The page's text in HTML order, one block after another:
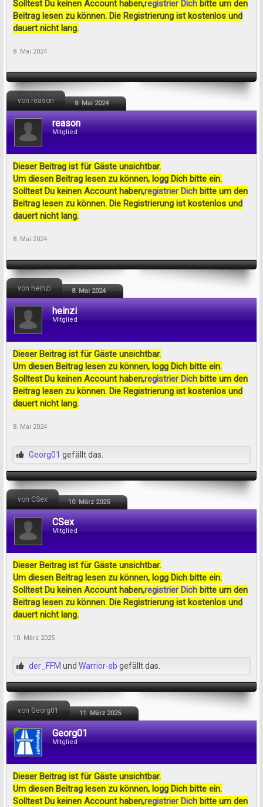
Solltest Du keinen Account haben,registrier Dich bitte um den
Beitrag lesen zu können. Die Registrierung ist kostenlos und
dauert nicht lang.
8. Mai 2024
von reason 8. Mai 2024
reason
Mitglied
Dieser Beitrag ist für Gäste unsichtbar.
Um diesen Beitrag lesen zu können, logg Dich bitte ein.
Solltest Du keinen Account haben,registrier Dich bitte um den
Beitrag lesen zu können. Die Registrierung ist kostenlos und
dauert nicht lang.
8. Mai 2024
von heinzi 8. Mai 2024
heinzi
Mitglied
Dieser Beitrag ist für Gäste unsichtbar.
Um diesen Beitrag lesen zu können, logg Dich bitte ein.
Solltest Du keinen Account haben,registrier Dich bitte um den
Beitrag lesen zu können. Die Registrierung ist kostenlos und
dauert nicht lang.
8. Mai 2024
Georg01 gefällt das.
von CSex 10. März 2025
CSex
Mitglied
Dieser Beitrag ist für Gäste unsichtbar.
Um diesen Beitrag lesen zu können, logg Dich bitte ein.
Solltest Du keinen Account haben,registrier Dich bitte um den
Beitrag lesen zu können. Die Registrierung ist kostenlos und
dauert nicht lang.
10. März 2025
der_FFM und Warrior-sb gefällt das.
von Georg01 11. März 2025
Georg01
Mitglied
Dieser Beitrag ist für Gäste unsichtbar.
Um diesen Beitrag lesen zu können, logg Dich bitte ein.
Solltest Du keinen Account haben,registrier Dich bitte um den